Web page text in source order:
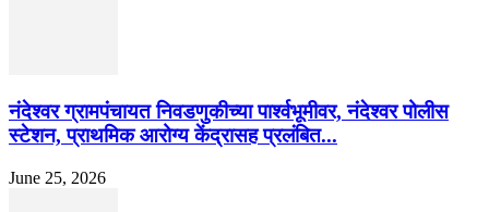
नंदेश्वर ग्रामपंचायत निवडणुकीच्या पार्श्वभूमीवर, नंदेश्वर पोलीस
स्टेशन, प्राथमिक आरोग्य केंद्रासह प्रलंबित...
June 25, 2026